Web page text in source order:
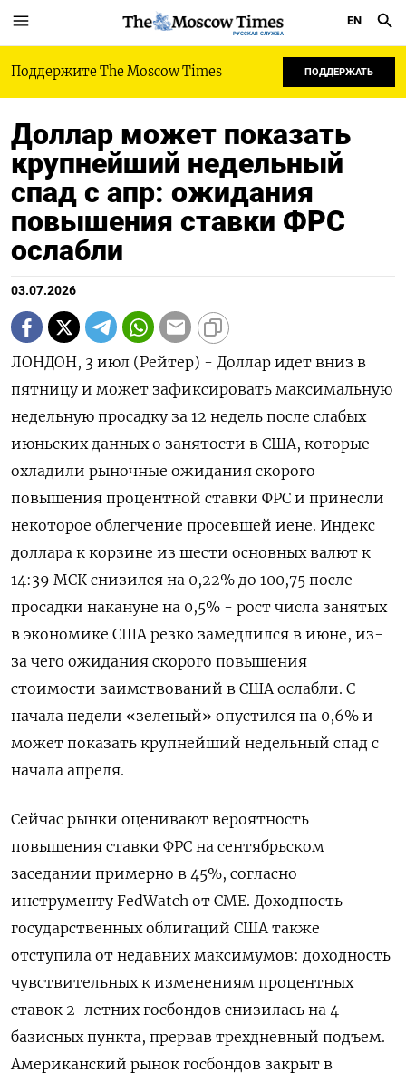
РУССКАЯ СЛУЖБА
EN
Поддержите The Moscow Times ПОДДЕРЖАТЬ
Доллар может показать
крупнейший недельный
спад с апр: ожидания
повышения ставки ФРС
ослабли
03.07.2026
ЛОНДОН, 3 июл (Рейтер) - Доллар идет вниз в
пятницу и может зафиксировать максимальную
недельную просадку за 12 недель после слабых
июньских данных о занятости в США, которые
охладили рыночные ‌ожидания скорого
повышения процентной ставки ФРС и принесли
некоторое облегчение просевшей иене. Индекс
доллара к корзине из шести основных валют к
14:39 МСК снизился на 0,22% до ​100,75 после
просадки накануне ​на 0,5% - рост ​числа занятых
⁠в экономике США резко замедлился в июне, из-
за чего ‌ожидания скорого повышения
стоимости заимствований в США ‌ослабли. С
начала недели «зеленый» опустился на 0,6% и
может показать крупнейший недельный спад ​с
начала апреля.
Сейчас рынки оценивают вероятность
повышения ставки ФРС на сентябрьском
‌заседании примерно в 45%, согласно
инструменту FedWatch от CME. Доходность
государственных ​облигаций США также
отступила от недавних максимумов: доходность
чувствительных к изменениям процентных
ставок ‌2-летних госбондов снизилась на 4
базисных пункта, прервав трехдневный подъем.
Американский рынок госбондов закрыт в